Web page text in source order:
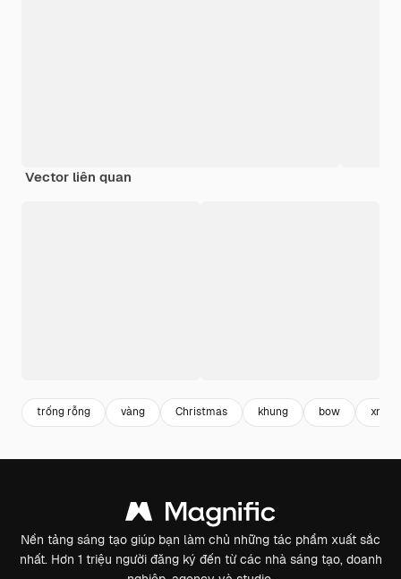
Vector liên quan
trống rỗng vàng Christmas khung bow xmas
Nền tảng sáng tạo giúp bạn làm chủ những tác phẩm xuất sắc
nhất. Hơn 1 triệu người đăng ký đến từ các nhà sáng tạo, doanh